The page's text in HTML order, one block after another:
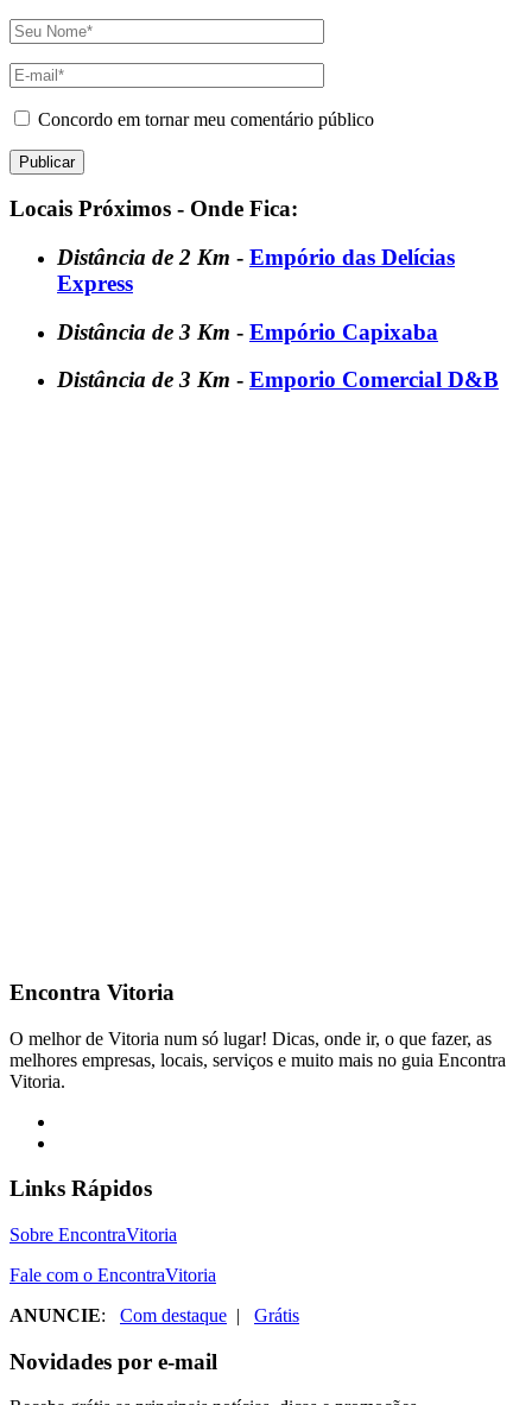
Concordo em tornar meu comentário público
Locais Próximos - Onde Fica:
Distância de 2 Km - Empório das Delícias
Express
Distância de 3 Km - Empório Capixaba
Distância de 3 Km - Emporio Comercial D&B
Encontra Vitoria
O melhor de Vitoria num só lugar! Dicas, onde ir, o que fazer, as
melhores empresas, locais, serviços e muito mais no guia Encontra
Vitoria.
Links Rápidos
Sobre EncontraVitoria
Fale com o EncontraVitoria
ANUNCIE: Com destaque | Grátis
Novidades por e-mail